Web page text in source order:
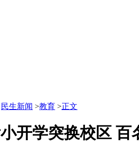
民生新闻 >教育 >正文
开学突换校区 百